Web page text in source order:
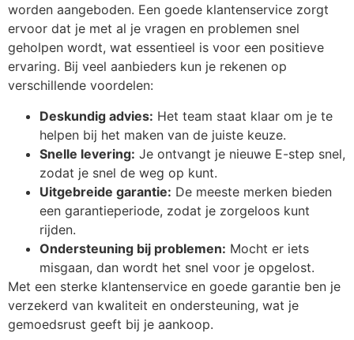
worden aangeboden. Een goede klantenservice zorgt
ervoor dat je met al je vragen en problemen snel
geholpen wordt, wat essentieel is voor een positieve
ervaring. Bij veel aanbieders kun je rekenen op
verschillende voordelen:
Deskundig advies: Het team staat klaar om je te
helpen bij het maken van de juiste keuze.
Snelle levering: Je ontvangt je nieuwe E-step snel,
zodat je snel de weg op kunt.
Uitgebreide garantie: De meeste merken bieden
een garantieperiode, zodat je zorgeloos kunt
rijden.
Ondersteuning bij problemen: Mocht er iets
misgaan, dan wordt het snel voor je opgelost.
Met een sterke klantenservice en goede garantie ben je
verzekerd van kwaliteit en ondersteuning, wat je
gemoedsrust geeft bij je aankoop.